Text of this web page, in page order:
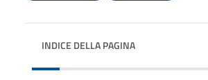
INDICE DELLA PAGINA